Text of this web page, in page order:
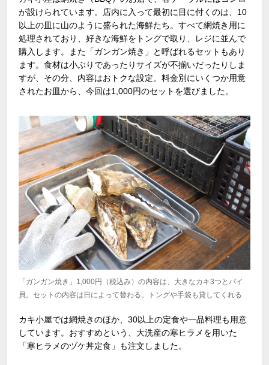
が設けられています。店内に入って最初に目に付くのは、10
以上の皿に山のように盛られた海鮮たち。すべて網焼き用に
処理されており、好きな海鮮をトングで取り、レジに並んで
購入します。また「ガンガン焼き」と呼ばれるセットもあり
ます。食材は小ぶりであったりサイズが不揃いだったりしま
すが、その分、内容はおトクな設定。料金別にいくつか用意
されたお皿から、今回は1,000円のセットを選びました。
「ガンガン焼き」1,000円（税込み）の内容は、大きなカキ3つとバイ
貝。セットの内容は日によって替わる。トングや手袋も貸してくれる
カキ小屋では網焼きのほか、30以上の定食や一品料理も用意
しています。おすすめという、大洗産の寒ヒラメを用いた
「寒ヒラメのヅケ丼定食」も注文しました。